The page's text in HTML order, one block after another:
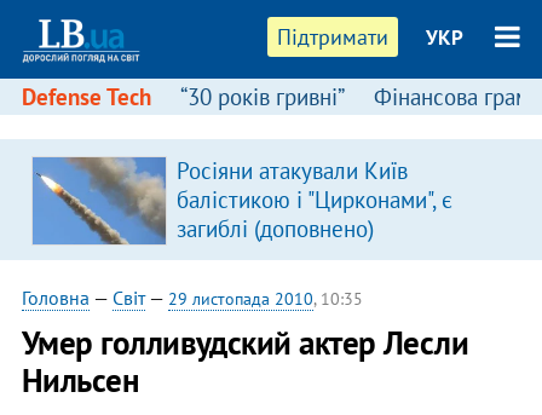
Підтримати УКР
Defense Tech “30 років гривні” Фінансова
Росіяни атакували Київ
балістикою і "Цирконами", є
загиблі (доповнено)
Головна — Світ— 29 листопада 2010, 10:35
Умер голливудский актер Лесли
Нильсен